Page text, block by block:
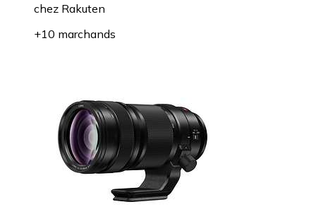
chez Rakuten
+10 marchands